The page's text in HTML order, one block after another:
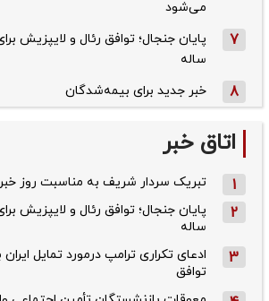
می‌شود
7
ساله
8 خبر جدید برای بیمه‌شدگان
اتاق خبر
1 تبریک سردار شریف به مناسبت روز
2
ساله
3
ادعای تکراری ترامپ درمورد تمایل
توافق